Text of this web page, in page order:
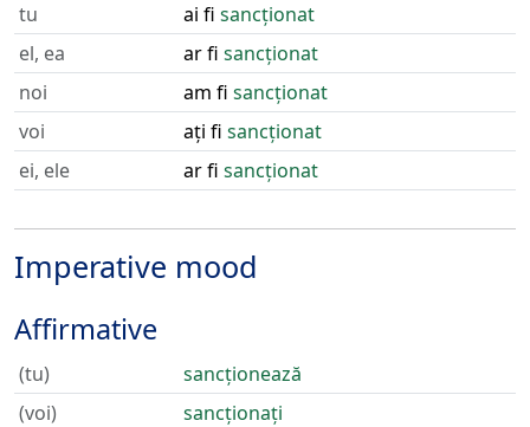
tu
ai fi sancționat
el, ea
ar fi sancționat
noi
am fi sancționat
voi
ați fi sancționat
ei, ele
ar fi sancționat
Imperative mood
Affirmative
(tu)
sancționează
(voi)
sancționați